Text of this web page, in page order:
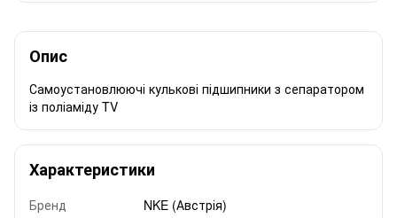
Опис
Самоустановлюючі кулькові підшипники з сепаратором
із поліаміду TV
Характеристики
Бренд
NKE (Австрія)